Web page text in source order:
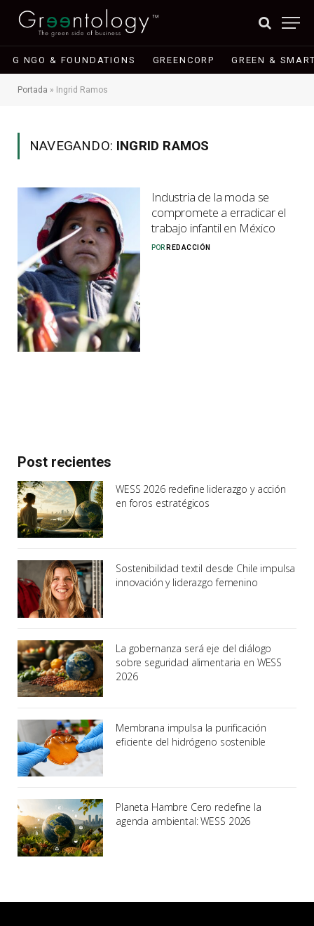
G NGO & FOUNDATIONS GREENCORP GREEN &
Portada » Ingrid Ramos
NAVEGANDO: INGRID RAMOS
Industria de la moda se
compromete a erradicar el
trabajo infantil en México
POR REDACCIÓN
Post recientes
WESS 2026 redefine liderazgo y acción
en foros estratégicos
Sostenibilidad textil desde Chile impulsa
innovación y liderazgo femenino
La gobernanza será eje del diálogo
sobre seguridad alimentaria en WESS
2026
Membrana impulsa la purificación
eficiente del hidrógeno sostenible
Planeta Hambre Cero redefine la
agenda ambiental: WESS 2026